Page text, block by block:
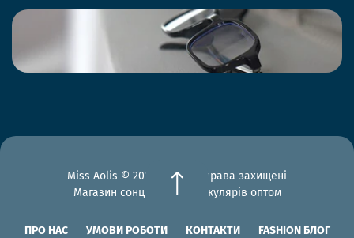
Miss Aolis © 2012-2026 Всі права захищені
Магазин сонцезахисних окулярів оптом
ПРО НАС УМОВИ РОБОТИ КОНТАКТИ FASHION БЛОГ